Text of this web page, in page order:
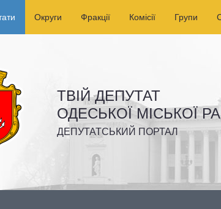
Округи Фракції Комісії Групи
ТВІЙ ДЕПУТАТ
ОДЕСЬКОЇ МІСЬКОЇ
ДЕПУТАТСЬКИЙ ПОРТАЛ